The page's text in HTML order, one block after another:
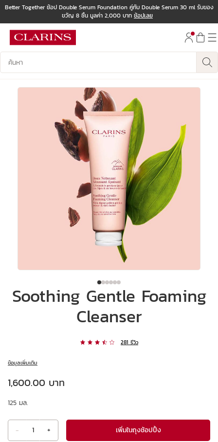
ไปที่ส่วนท้าย
Better Together ช้อป Double Serum Foundation คู่กับ Double Serum 30 ml รับของ
ขวัญ 8 ชิ้น มูลค่า 2,000 บาท ช้อปเลย
บันทึกข้อมูลค้นหา
Soothing Gentle Foaming
Cleanser
281 รีวิว
ข้อมูลเพิ่มเติม
ราคาปัจจุบัน 1,600.00 บาท
1,600.00 บาท
125 มล.
- 1 + เพิ่มในถุงช้อปปิ้ง